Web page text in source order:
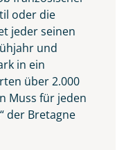
oder die
jeder seinen
und
in ein
über 2.000
Muss für jeden
der Bretagne